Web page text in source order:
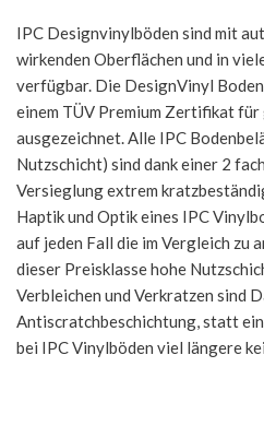
IPC Designvinylböden sind mit
wirkenden Oberflächen und in
verfügbar. Die DesignVinyl
einem TÜV Premium Zertifikat für
ausgezeichnet. Alle IPC
Nutzschicht) sind dank einer 2
Versieglung extrem
Haptik und Optik eines IPC
auf jeden Fall die im Vergleich zu
dieser Preisklasse hohe
Verbleichen und Verkratzen sind
Antiscratchbeschichtung, statt
bei IPC Vinylböden viel längere